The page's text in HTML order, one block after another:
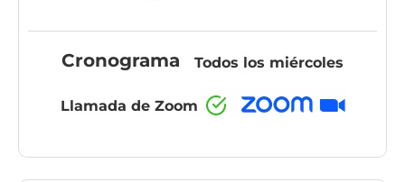
Cronograma Todos los miércoles
Llamada de Zoom